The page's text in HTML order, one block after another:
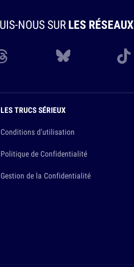
NOUS SURLES RÉSEAUX
LES TRUCS SÉRIEUX
Conditions d'utilisation
Politique de Confidentialité
Gestion de la Confidentialité